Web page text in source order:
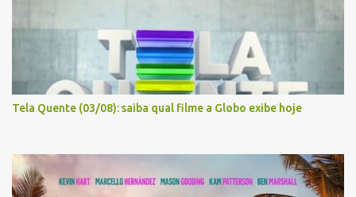
Tela Quente (03/08): saiba qual filme a Globo exibe hoje